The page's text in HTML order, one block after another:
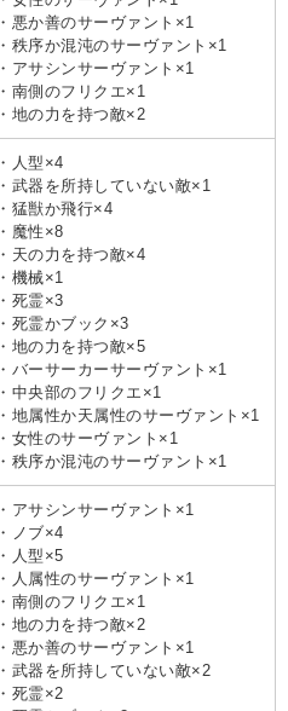
・悪か善のサーヴァント×1
・秩序か混沌のサーヴァント×1
・アサシンサーヴァント×1
・南側のフリクエ×1
・地の力を持つ敵×2
・人型×4
・武器を所持していない敵×1
・猛獣か飛行×4
・魔性×8
・天の力を持つ敵×4
・機械×1
・死霊×3
・死霊かブック×3
・地の力を持つ敵×5
・バーサーカーサーヴァント×1
・中央部のフリクエ×1
・地属性か天属性のサーヴァント×1
・女性のサーヴァント×1
・秩序か混沌のサーヴァント×1
・アサシンサーヴァント×1
・ノブ×4
・人型×5
・人属性のサーヴァント×1
・南側のフリクエ×1
・地の力を持つ敵×2
・悪か善のサーヴァント×1
・武器を所持していない敵×2
・死霊×2